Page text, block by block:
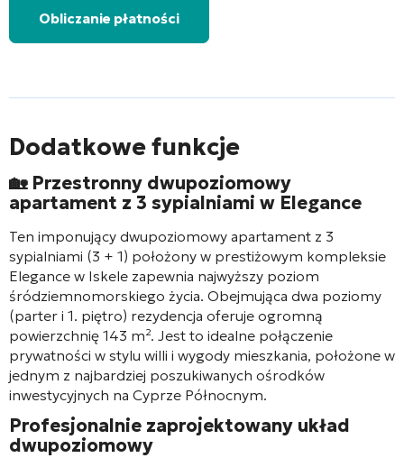
Obliczanie płatności
Dodatkowe funkcje
🏡Przestronny dwupoziomowy
apartament z 3 sypialniami w Elegance
Ten imponujący dwupoziomowy apartament z 3
sypialniami (3 + 1) położony w prestiżowym kompleksie
Elegance w Iskele zapewnia najwyższy poziom
śródziemnomorskiego życia. Obejmująca dwa poziomy
(parter i 1. piętro) rezydencja oferuje ogromną
powierzchnię 143 m². Jest to idealne połączenie
prywatności w stylu willi i wygody mieszkania, położone w
jednym z najbardziej poszukiwanych ośrodków
inwestycyjnych na Cyprze Północnym.
Profesjonalnie zaprojektowany układ
dwupoziomowy